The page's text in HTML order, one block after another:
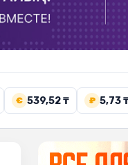
€ 539,52 ₸ ₽ 5,73